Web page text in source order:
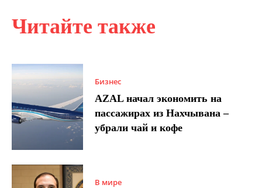
Читайте также
Бизнес
AZAL начал экономить на
пассажирах из Нахчывана –
убрали чай и кофе
В мире